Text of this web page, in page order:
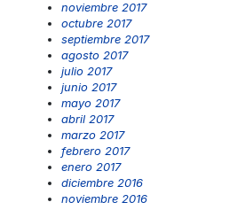
noviembre 2017
octubre 2017
septiembre 2017
agosto 2017
julio 2017
junio 2017
mayo 2017
abril 2017
marzo 2017
febrero 2017
enero 2017
diciembre 2016
noviembre 2016